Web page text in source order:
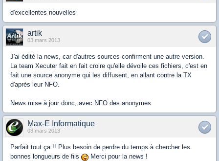
d'excellentes nouvelles
artik
03 mars 2013
J'ai édité la news, car d'autres sources confirment une autre version.
La team Xecuter fait en fait croire qu'elle dévoile ces fichiers, c'est en
fait une source anonyme qui les diffusent, en allant contre la TX
d'après leur NFO.
News mise à jour donc, avec NFO des anonymes.
Max-E Informatique
03 mars 2013
Parfait tout ça !! Plus besoin de perdre du temps à chercher les
bonnes longueurs de fils
Merci pour la news !